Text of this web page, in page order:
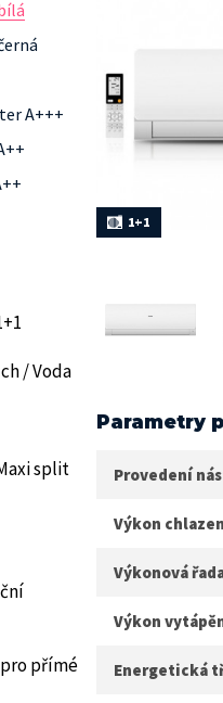
A+++
/ Voda
split
přímé
1+1
Parametry
Provedení
Výkon
Výkonová
Výkon
Energetická